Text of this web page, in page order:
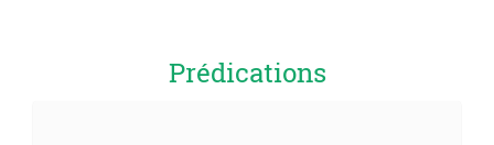
Prédications